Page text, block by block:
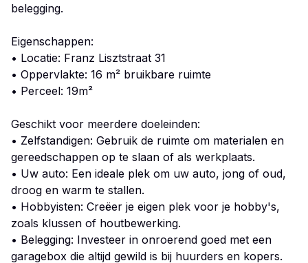
belegging.
Eigenschappen:
• Locatie: Franz Lisztstraat 31
• Oppervlakte: 16 m² bruikbare ruimte
• Perceel: 19m²
Geschikt voor meerdere doeleinden:
• Zelfstandigen: Gebruik de ruimte om materialen en
gereedschappen op te slaan of als werkplaats.
• Uw auto: Een ideale plek om uw auto, jong of oud,
droog en warm te stallen.
• Hobbyisten: Creëer je eigen plek voor je hobby's,
zoals klussen of houtbewerking.
• Belegging: Investeer in onroerend goed met een
garagebox die altijd gewild is bij huurders en kopers.